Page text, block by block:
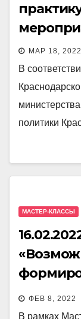
МАР 18, 2022
В
политики
МАСТЕР-КЛАССЫ
ФЕВ 8, 2022
В рамках